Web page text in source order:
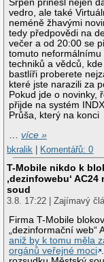
Srpen přinesl nejen
vedro, ale také
neméně žhavými
tedy předpovědi na
večer a od 20:00 se
tomuto neformálnímu
techniků a vědců,
bastlíři proberete
které jste narazili za
Pokud jde o novinky,
přijde na systém
Průša, který na konci
…více »
bkralik
Komentářů: 0
T-Mobile nikdo k
‚dezinfowebu‘
soud
3.8. 17:22 | Zajímavý
Firma T-Mobile
„dezinformační web“
aniž by k tomu měla
orgánů veřejné moci